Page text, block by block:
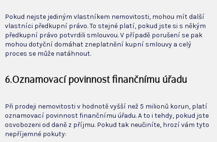
Pokud nejste jediným vlastníkem nemovitosti, mohou mít další
vlastníci předkupní právo. To stejné platí, pokud jste si s někým
předkupní právo potvrdili smlouvou. V případě porušení se pak
mohou dotyční domáhat zneplatnění kupní smlouvy a celý
proces se může natáhnout.
6.Oznamovací povinnost finančnímu úřadu
Při prodeji nemovitosti v hodnotě vyšší než 5 milionů korun, platí
oznamovací povinnost finančnímu úřadu. A to i tehdy, pokud jste
osvobozeni od daně z příjmu. Pokud tak neučiníte, hrozí vám tyto
nepříjemné pokuty: